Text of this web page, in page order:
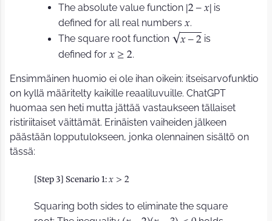
The absolute value function |2−𝑥| is
defined for all real numbers 𝑥.
The square root function √𝑥−2 is
defined for 𝑥≥ 2.
Ensimmäinen huomio ei ole ihan oikein: itseisarvofunktio
on kyllä määritelty kaikille reaaliluvuille. ChatGPT
huomaa sen heti mutta jättää vastaukseen tällaiset
ristiriitaiset väittämät. Erinäisten vaiheiden jälkeen
päästään lopputulokseen, jonka olennainen sisältö on
tässä:
[Step 3] Scenario 1:𝑥 > 2
Squaring both sides to eliminate the square